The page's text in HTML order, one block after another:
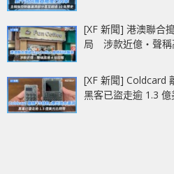
[XF 新聞] 港澳聯合
局 涉款近億‧聲稱
[XF 新聞] Coldcard
黑客已盜走逾 1.3